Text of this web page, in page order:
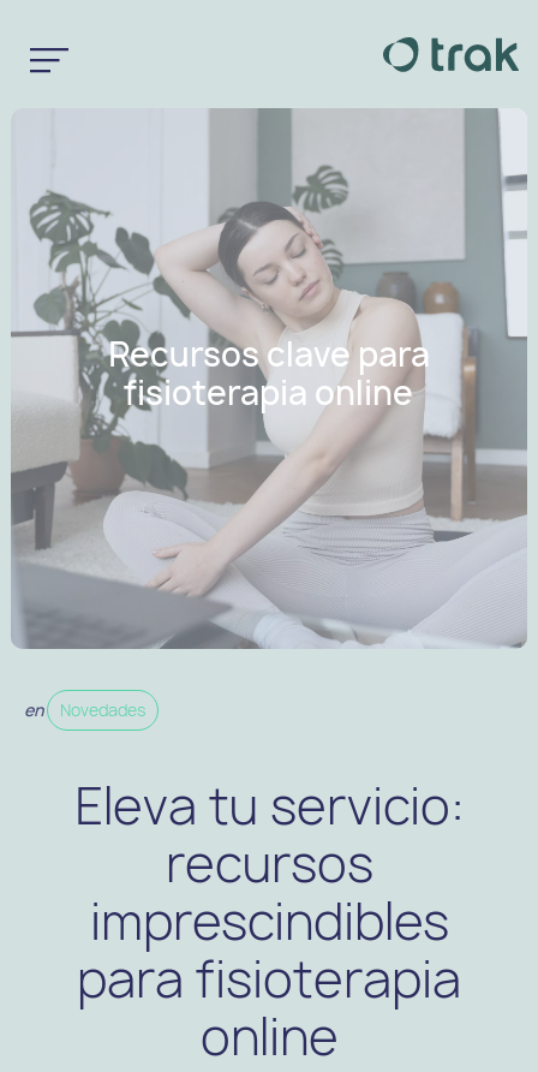
Recursos clave para
fisioterapia online
en Novedades
Eleva tu servicio:
recursos
imprescindibles
para fisioterapia
online